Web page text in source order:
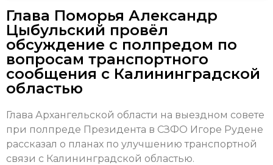
Глава Поморья Александр
Цыбульский провёл
обсуждение с полпредом по
вопросам транспортного
сообщения с Калининградской
областью
Глава Архангельской области на выездном совете
при полпреде Президента в СЗФО Игоре Рудене
рассказал о планах по улучшению транспортной
связи с Калининградской областью.